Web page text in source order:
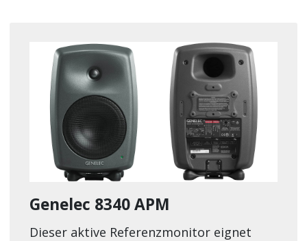
Genelec 8340 APM
Dieser aktive Referenzmonitor eignet